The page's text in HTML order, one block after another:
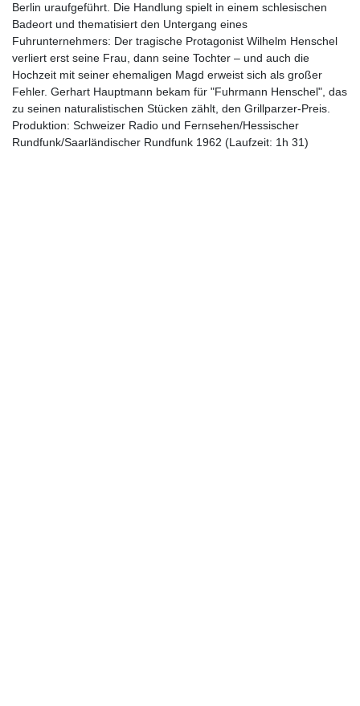
Berlin uraufgeführt. Die Handlung spielt in einem schlesischen
Badeort und thematisiert den Untergang eines
Fuhrunternehmers: Der tragische Protagonist Wilhelm Henschel
verliert erst seine Frau, dann seine Tochter – und auch die
Hochzeit mit seiner ehemaligen Magd erweist sich als großer
Fehler. Gerhart Hauptmann bekam für "Fuhrmann Henschel", das
zu seinen naturalistischen Stücken zählt, den Grillparzer-Preis.
Produktion: Schweizer Radio und Fernsehen/Hessischer
Rundfunk/Saarländischer Rundfunk 1962 (Laufzeit: 1h 31)